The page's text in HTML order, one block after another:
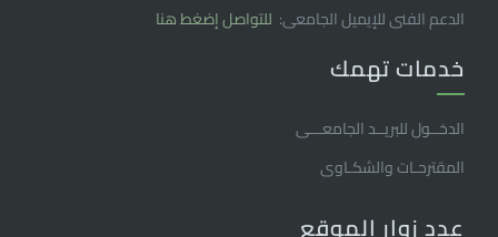
الدعم الفنى للإيميل الجامعى: للتواصل إضغط هنا
خدمات تهمك
الدخــول للبريــد الجامعـــى
المقترحـات والشكـاوى
عدد زوار الموقع